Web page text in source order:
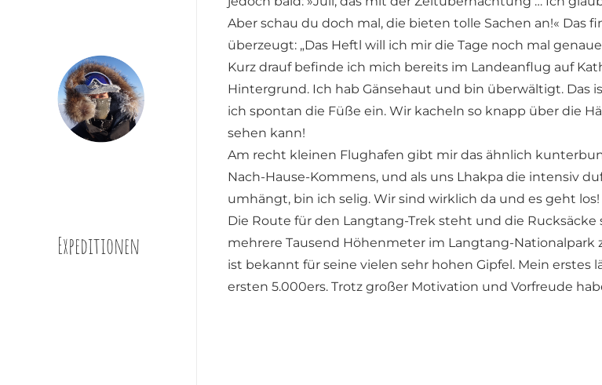
Expeditionen
Aber schau du doch mal, die bieten tolle Sachen an!« Das
überzeugt: „Das Heftl will ich mir die Tage noch mal
Kurz drauf befinde ich mich bereits im Landeanflug auf
Hintergrund. Ich hab Gänsehaut und bin überwältigt. Das
ich spontan die Füße ein. Wir kacheln so knapp über die
sehen kann!
Am recht kleinen Flughafen gibt mir das ähnlich
Nach-Hause-Kommens, und als uns Lhakpa die intensiv
umhängt, bin ich selig. Wir sind wirklich da und es geht los!
Die Route für den Langtang-Trek steht und die
mehrere Tausend Höhenmeter im Langtang-
ist bekannt für seine vielen sehr hohen Gipfel. Mein
ersten 5.000ers. Trotz großer Motivation und Vorfreude